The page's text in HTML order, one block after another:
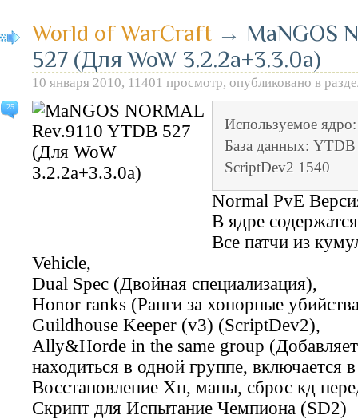
25
World of WarCraft → MaNGOS
527 (Для WoW 3.2.2a+3.3.0а)
10 января 2010, 11401 просмотр, опубликовано в
Используемое
База данных:
ScriptDev2 1540
Normal PvE
В ядре
Все патчи из
Vehicle,
Dual Spec (Двойная специализация),
Honor ranks (Ранги за хонорные
Guildhouse Keeper (v3) (ScriptDev2),
Ally&Horde in the same group
находиться в одной группе, включается
Восстановление Хп, маны, сброс кд
Скрипт для Испытание Чемпиона (SD2)